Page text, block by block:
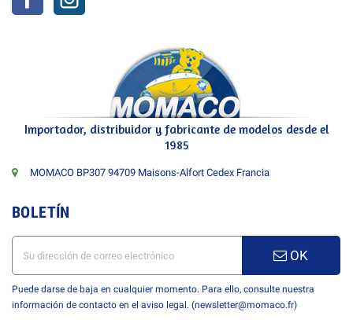
Importador, distribuidor y fabricante de modelos desde el
1985
MOMACO BP307 94709 Maisons-Alfort Cedex Francia
BOLETÍN
OK
Puede darse de baja en cualquier momento. Para ello, consulte nuestra
información de contacto en el aviso legal. (newsletter@momaco.fr)